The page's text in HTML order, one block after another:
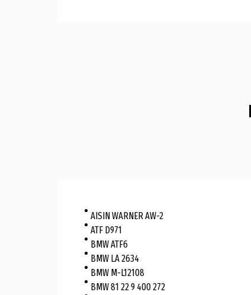
AISIN WARNER AW-2
ATF D971
BMW ATF6
BMW LA 2634
BMW M-L12108
BMW 81 22 9 400 272